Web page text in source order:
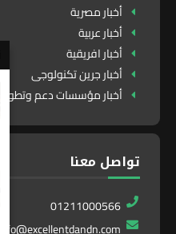
أخبار مصرية
أخبار عربية
أخبار افريقية
أخبار جرين تكنولوجى
أخبار مؤسسات دعم وتطوير
تواصل معنا
01211000566
info@excellentdandn.com